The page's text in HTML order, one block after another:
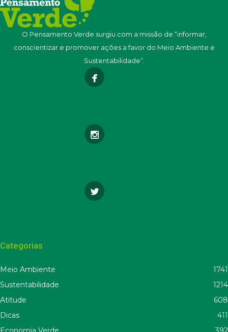
O Pensamento Verde surgiu com a missão de “informar,
conscientizar e promover ações a favor do Meio Ambiente e
Sustentabilidade”.
Categorias
Meio Ambiente
1741
Sustentabilidade
1214
Atitude
608
Dicas
411